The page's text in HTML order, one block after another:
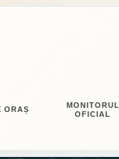
ORAȘ
MONITORUL
OFICIAL